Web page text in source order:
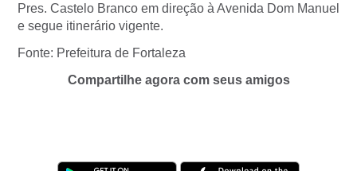
Pres. Castelo Branco em direção à Avenida Dom Manuel
e segue itinerário vigente.
Fonte: Prefeitura de Fortaleza
Compartilhe agora com seus amigos